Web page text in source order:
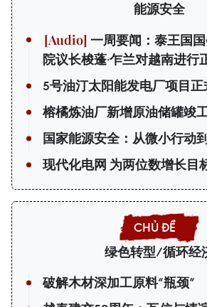
能源安全
一周要闻：泰王国
院议长梭蓬·乍兰对越南进行
5号油汀太阳能发电厂项目正
榕橘炼油厂新增原油储罐竣
国家能源安全：从微小行动
现代化电网 为两位数增长目
绿色转型/循环经
破解木材深加工原料“瓶颈”